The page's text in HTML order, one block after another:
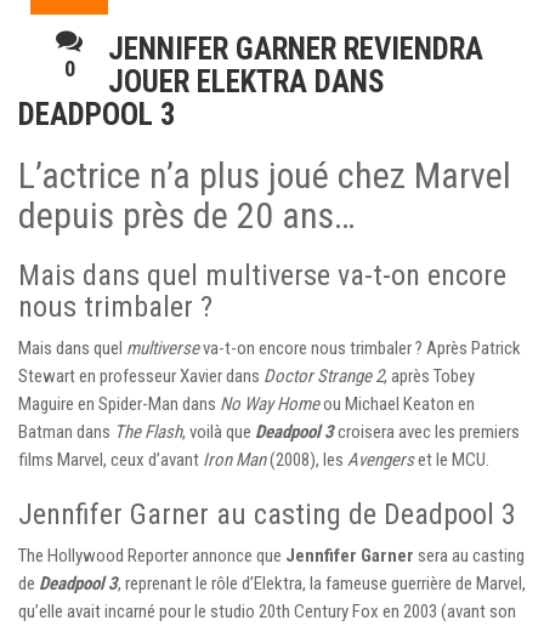
0
JENNIFER GARNER REVIENDRA
JOUER ELEKTRA DANS
DEADPOOL 3
L’actrice n’a plus joué chez Marvel
depuis près de 20 ans…
Mais dans quel multiverse va-t-on encore
nous trimbaler ?
Mais dans quel multiverseva-t-on encore nous trimbaler ? Après Patrick
Stewart en professeur Xavier dans Doctor Strange 2, après Tobey
Maguire en Spider-Man dans No Way Homeou Michael Keaton en
Batman dans The Flash, voilà que Deadpool 3croisera avec les premiers
films Marvel, ceux d’avant Iron Man(2008), les Avengerset le MCU.
Jennfifer Garner au casting de Deadpool 3
The Hollywood Reporter annonce que Jennfifer Garner sera au casting
de Deadpool 3, reprenant le rôle d’Elektra, la fameuse guerrière de Marvel,
qu’elle avait incarné pour le studio 20th Century Fox en 2003 (avant son